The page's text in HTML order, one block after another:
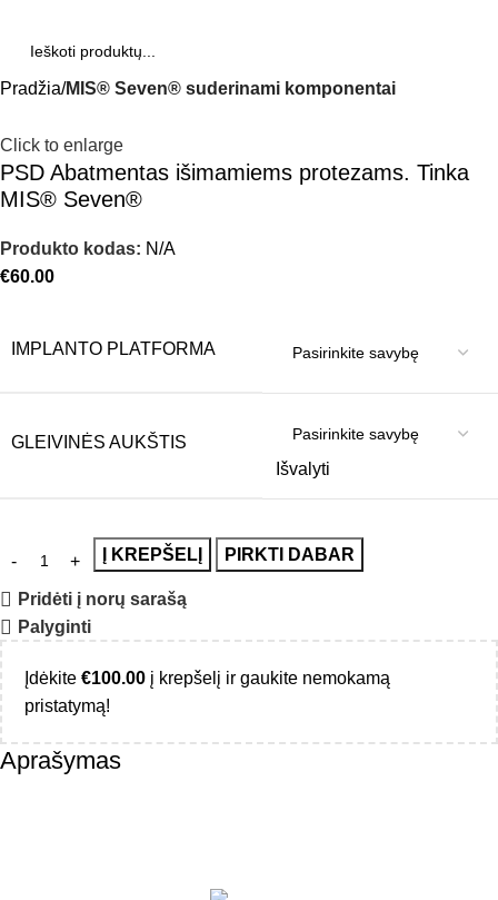
Pradžia MIS® Seven® suderinami komponentai
Click to enlarge
PSD Abatmentas išimamiems protezams. Tinka
MIS® Seven®
Produkto kodas: N/A
€60.00
IMPLANTO PLATFORMA
GLEIVINĖS AUKŠTIS
Išvalyti
Į KREPŠELĮ PIRKTI DABAR
Pridėti į norų sarašą
Palyginti
Įdėkite €100.00 į krepšelį ir gaukite nemokamą
pristatymą!
Aprašymas